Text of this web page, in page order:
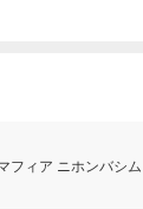
フィア ニホンバシム